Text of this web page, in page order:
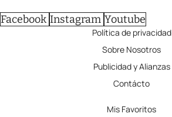
Facebook Instagram Youtube
Política de privacidad
Sobre Nosotros
Publicidad y Alianzas
Contácto
Mis Favoritos